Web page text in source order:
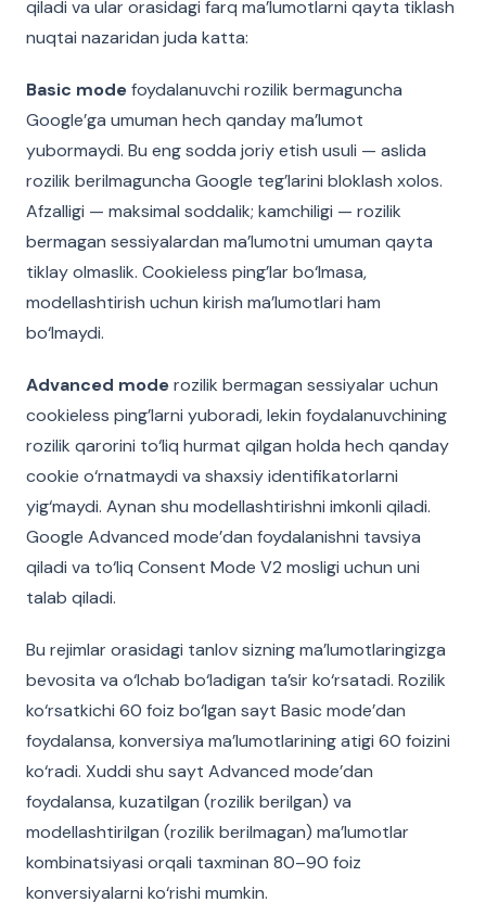
qiladi va ular orasidagi farq ma’lumotlarni qayta tiklash
nuqtai nazaridan juda katta:
Basic modefoydalanuvchi rozilik bermaguncha
Google’ga umuman hech qanday ma’lumot
yubormaydi. Bu eng sodda joriy etish usuli — aslida
rozilik berilmaguncha Google teg’larini bloklash xolos.
Afzalligi — maksimal soddalik; kamchiligi — rozilik
bermagan sessiyalardan ma’lumotni umuman qayta
tiklay olmaslik. Cookieless ping’lar bo‘lmasa,
modellashtirish uchun kirish ma’lumotlari ham
bo‘lmaydi.
Advanced moderozilik bermagan sessiyalar uchun
cookieless ping’larni yuboradi, lekin foydalanuvchining
rozilik qarorini to‘liq hurmat qilgan holda hech qanday
cookie o‘rnatmaydi va shaxsiy identifikatorlarni
yig‘maydi. Aynan shu modellashtirishni imkonli qiladi.
Google Advanced mode’dan foydalanishni tavsiya
qiladi va to‘liq Consent Mode V2 mosligi uchun uni
talab qiladi.
Bu rejimlar orasidagi tanlov sizning ma’lumotlaringizga
bevosita va o‘lchab bo‘ladigan ta’sir ko‘rsatadi. Rozilik
ko‘rsatkichi 60 foiz bo‘lgan sayt Basic mode’dan
foydalansa, konversiya ma’lumotlarining atigi 60 foizini
ko‘radi. Xuddi shu sayt Advanced mode’dan
foydalansa, kuzatilgan (rozilik berilgan) va
modellashtirilgan (rozilik berilmagan) ma’lumotlar
kombinatsiyasi orqali taxminan 80–90 foiz
konversiyalarni ko‘rishi mumkin.